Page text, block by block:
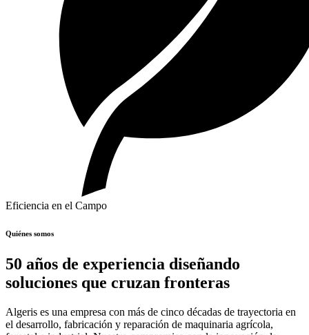
Eficiencia en el Campo
Quiénes somos
50 años de experiencia diseñando
soluciones que cruzan fronteras
Algeris es una empresa con más de cinco décadas de trayectoria en
el desarrollo, fabricación y reparación de maquinaria agrícola,